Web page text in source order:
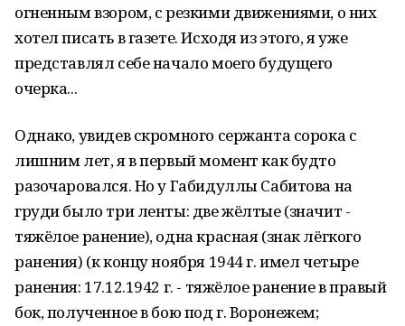
огненным взором, с резкими движениями, о них
хотел писать в газете. Исходя из этого, я уже
представлял себе начало моего будущего
очерка...
Однако, увидев скромного сержанта сорока с
лишним лет, я в первый момент как будто
разочаровался. Но у Габидуллы Сабитова на
груди было три ленты: две жёлтые (значит -
тяжёлое ранение), одна красная (знак лёгкого
ранения) (к концу ноября 1944 г. имел четыре
ранения: 17.12.1942 г. - тяжёлое ранение в правый
бок, полученное в бою под г. Воронежем;